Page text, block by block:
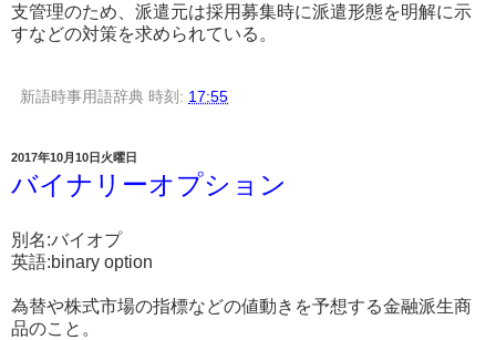
支管理のため、派遣元は採用募集時に派遣形態を明解に示
すなどの対策を求められている。
新語時事用語辞典 時刻: 17:55
2017年10月10日火曜日
バイナリーオプション
別名:バイオプ
英語:binary option
為替や株式市場の指標などの値動きを予想する金融派生商
品のこと。